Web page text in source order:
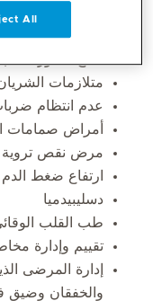
المهارات
متلازمات
عدم انتظام
أمراض صمامات
مرض نقص تروية
ارتفاع ضغط الدم
دسليبيدميا
طب القلب
تقييم وإدارة
إدارة المرضى
والخفقان وضيق
All